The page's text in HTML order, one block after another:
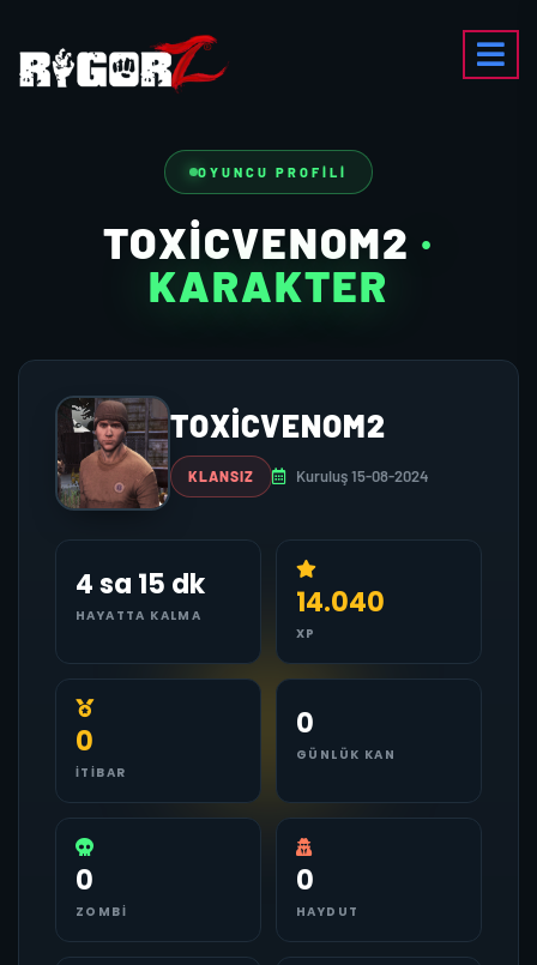
OYUNCU PROFILI
TOXICVENOM2 ·
KARAKTER
TOXICVENOM2
KLANSIZ Kuruluş 15-08-2024
4 sa 15 dk
HAYATTA KALMA 14.040
XP
0
İTIBAR
0
GÜNLÜK KAN
0
ZOMBI
0
HAYDUT